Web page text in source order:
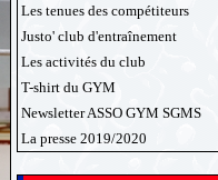
Les tenues des compétiteurs
Justo' club d'entraînement
Les activités du club
T-shirt du GYM
Newsletter ASSO GYM SGMS
La presse 2019/2020